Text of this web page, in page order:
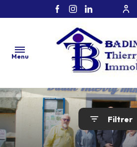
Menu
accueil
Filtrer